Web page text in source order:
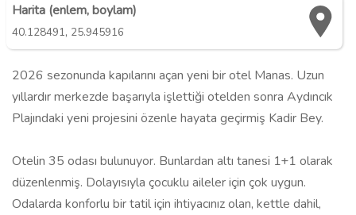
Harita (enlem, boylam)
40.128491, 25.945916
2026 sezonunda kapılarını açan yeni bir otel Manas. Uzun
yıllardır merkezde başarıyla işlettiği otelden sonra Aydıncık
Plajındaki yeni projesini özenle hayata geçirmiş Kadir Bey.
Otelin 35 odası bulunuyor. Bunlardan altı tanesi 1+1 olarak
düzenlenmiş. Dolayısıyla çocuklu aileler için çok uygun.
Odalarda konforlu bir tatil için ihtiyacınız olan, kettle dahil,